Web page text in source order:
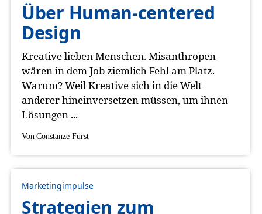
Über Human-centered
Design
Kreative lieben Menschen. Misanthropen
wären in dem Job ziemlich Fehl am Platz.
Warum? Weil Kreative sich in die Welt
anderer hineinversetzen müssen, um ihnen
Lösungen ...
Von Constanze Fürst
Marketingimpulse
Strategien zum